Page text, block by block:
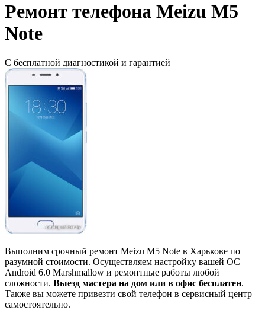
Ремонт телефона Meizu M5
Note
С бесплатной диагностикой и гарантией
Выполним срочный ремонт Meizu M5 Note в Харькове по
разумной стоимости. Осуществляем настройку вашей ОС
Android 6.0 Marshmallow и ремонтные работы любой
сложности. Выезд мастера на дом или в офис бесплатен.
Также вы можете привезти свой телефон в сервисный центр
самостоятельно.